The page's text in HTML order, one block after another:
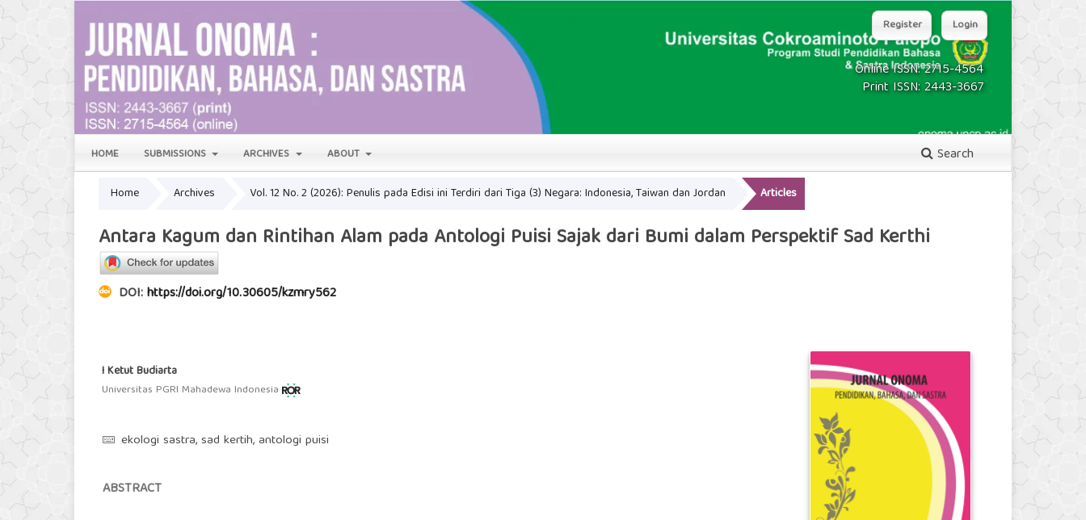
Online ISSN: 2715-4564
Print ISSN: 2443-3667
HOME SUBMISSIONS ARCHIVES ABOUT Search
Register Login
Home Archives Vol. 12 No. 2 (2026): Penulis pada Edisi ini Terdiri dari Tiga (3) Negara: Indonesia, Taiwan dan Jordan Articles
Antara Kagum dan Rintihan Alam pada Antologi Puisi Sajak dari Bumi dalam Perspektif Sad Kerthi
DOI:https://doi.org/10.30605/kzmry562
I Ketut Budiarta
Universitas PGRI Mahadewa Indonesia
ekologi sastra, sad kertih, antologi puisi
ABSTRACT